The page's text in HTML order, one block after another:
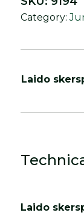
Laido
Category:
Laido